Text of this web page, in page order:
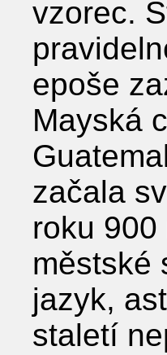
vzorec.
epoše
Mayská
začala
roku
městské
jazyk,
staletí